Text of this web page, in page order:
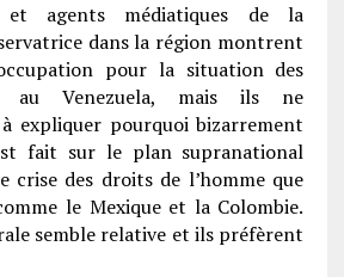
et agents médiatiques de la
dans la région montrent
pour la situation des
au Venezuela, mais ils ne
expliquer pourquoi bizarrement
fait sur le plan supranational
crise des droits de l’homme que
le Mexique et la Colombie.
semble relative et ils préfèrent